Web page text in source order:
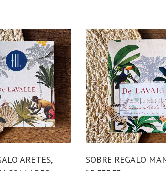
ARETES,
SOBRE REGALO